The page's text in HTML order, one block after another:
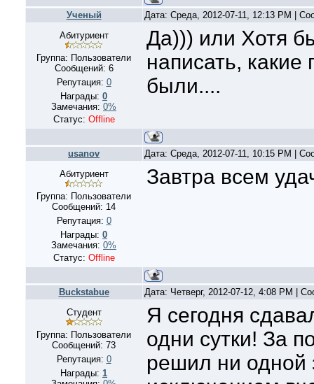
Ученый
Дата: Среда, 2012-07-11, 12:13 PM |
Абитуриент
Группа: Пользователи
Сообщений: 6
Репутация: 0
Награды: 0
Замечания: 0%
Статус: Offline
Да))) или Хотя
написать,
были....
usanov
Дата: Среда, 2012-07-11, 10:15 PM |
Абитуриент
Группа: Пользователи
Сообщений: 14
Репутация: 0
Награды: 0
Замечания: 0%
Статус: Offline
Завтра всем
Buckstabue
Дата: Четверг, 2012-07-12, 4:08 PM |
Студент
Группа: Пользователи
Сообщений: 73
Репутация: 0
Награды: 1
Я сегодня
одни сутки! За
решил ни одной